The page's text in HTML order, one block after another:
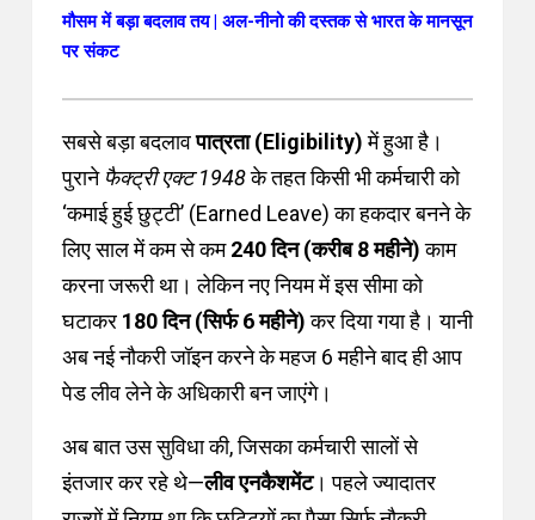
मौसम में बड़ा बदलाव तय | अल-नीनो की दस्तक से भारत के मानसून
सबसे बड़ा बदलाव पात्रता (Eligibility)में हुआ है।
पुरानेफैक्ट्री एक्ट 1948
के तहत किसी भी कर्मचारी को
‘कमाई हुई छुट्टी’ (Earned Leave) का हकदार बनने के
लिए साल में कम से कम
240 दिन (करीब 8 महीने)काम
करना जरूरी था। लेकिन नए नियम में इस सीमा को
घटाकर 180 दिन (सिर्फ 6 महीने)
कर दिया गया है। यानी
अब नई नौकरी जॉइन करने के महज 6 महीने बाद ही आप
अब बात उस सुविधा की, जिसका कर्मचारी सालों से
इंतजार कर रहे थे—लीव एनकैशमेंट। पहले ज्यादातर